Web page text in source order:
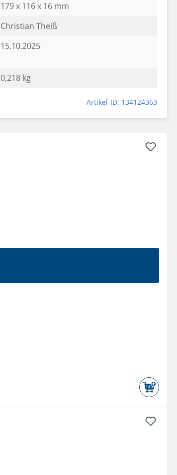
179 x 116 x 16 mm
Christian Theiß
15.10.2025
0,218 kg
Artikel-ID: 134124363